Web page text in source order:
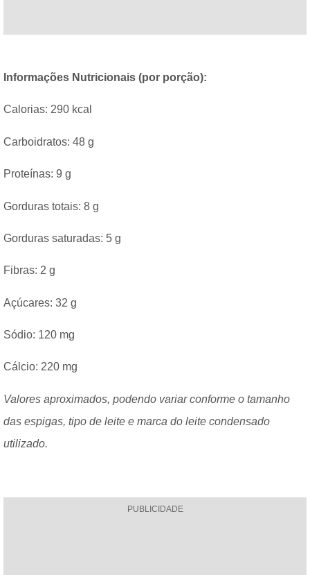
Informações Nutricionais (por porção):
Calorias: 290 kcal
Carboidratos: 48 g
Proteínas: 9 g
Gorduras totais: 8 g
Gorduras saturadas: 5 g
Fibras: 2 g
Açúcares: 32 g
Sódio: 120 mg
Cálcio: 220 mg
Valores aproximados, podendo variar conforme o tamanho
das espigas, tipo de leite e marca do leite condensado
utilizado.
PUBLICIDADE